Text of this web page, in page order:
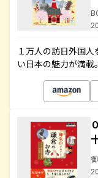
１万人の訪日外国
い日本の魅力が満載